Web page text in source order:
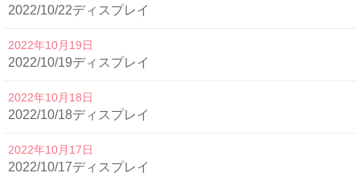
2022/10/22ディスプレイ
2022/10/19ディスプレイ
2022年10月19日
2022/10/18ディスプレイ
2022年10月18日
2022/10/17ディスプレイ
2022年10月17日